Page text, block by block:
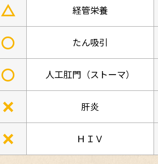
△ 経管栄養
○ たん吸引
○ 人工肛門（ストーマ）
× 肝炎
× ＨＩＶ